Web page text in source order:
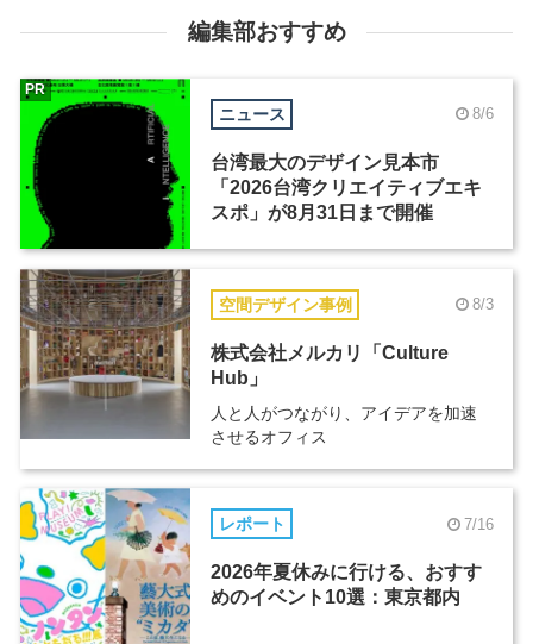
編集部おすすめ
ニュース 8/6
台湾最大のデザイン見本市
「2026台湾クリエイティブエキ
スポ」が8月31日まで開催
PR
空間デザイン事例 8/3
株式会社メルカリ「Culture
Hub」
人と人がつながり、アイデアを加速
させるオフィス
レポート 7/16
2026年夏休みに行ける、おすす
めのイベント10選：東京都内